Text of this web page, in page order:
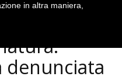
denunciata
in altra maniera,